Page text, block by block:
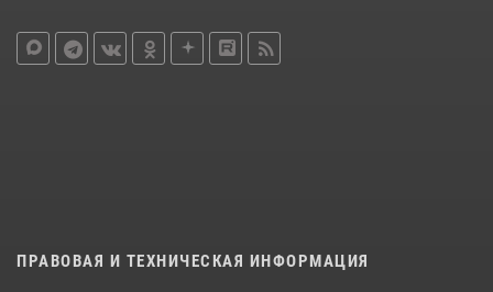
ПРАВОВАЯ И ТЕХНИЧЕСКАЯ ИНФОРМАЦИЯ